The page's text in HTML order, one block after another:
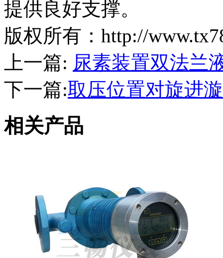
提供良好支撑。
版权所有：http://
上一篇: 尿素装置双法兰
下一篇:取压位置对旋进
相关产品